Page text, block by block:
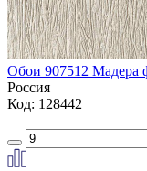
Обои 907512 Мадера
Россия
Код: 128442